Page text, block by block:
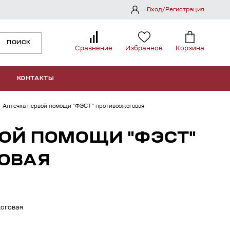
ПОИСК
Сравнение Избранное Корзина
КОНТАКТЫ
Вход/Регистрация
Аптечка первой помощи "ФЭСТ" противоожоговая
ПОМОЩИ "ФЭСТ"